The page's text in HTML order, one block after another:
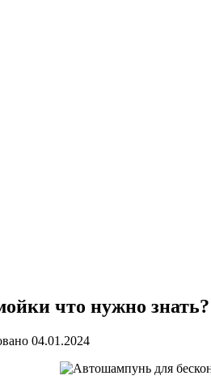
что нужно знать?
04.01.2024